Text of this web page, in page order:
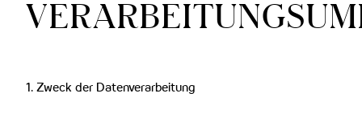
1. Zweck der Datenverarbeitung